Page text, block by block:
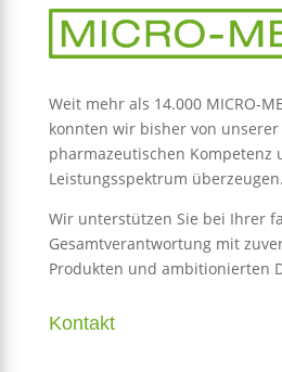
Weit mehr als 14.000 MICRO-
konnten wir bisher von
pharmazeutischen Kompetenz
Leistungsspektrum überzeugen.
Wir unterstützen Sie bei Ihrer
Gesamtverantwortung mit
Produkten und ambitionierten
Kontakt